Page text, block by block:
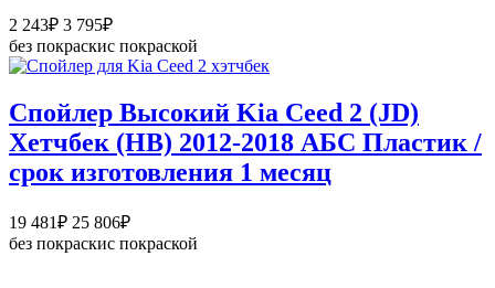
2 243₽ 3 795₽Диапазон
цен:
2
–
3
795₽
без покраскис покраской
Спойлер Высокий Kia Ceed 2 (JD)
Хетчбек (HB) 2012-2018 АБС Пластик /
срок изготовления 1 месяц
19 481₽ 25 806₽Диапазон
цен:
без покраскис покраской